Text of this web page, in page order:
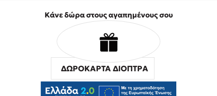
Κάνε δώρα στους αγαπημένους σου
ΔΩΡΟΚΑΡΤΑ ΔΙΟΠΤΡΑ